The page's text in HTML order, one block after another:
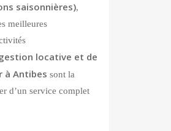
saisonnières),
meilleures
locative et de
à Antibes sont la
d’un service complet